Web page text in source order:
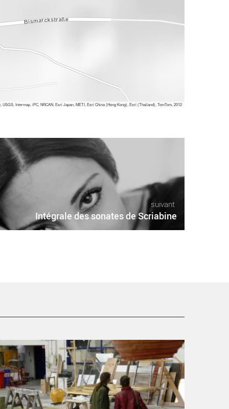
Intermap, iPC, NRCAN, Esri Japan, METI, Esri China (Hong Kong), Esri (Thailand), TomTom, 2012
suivant
Intégrale des sonates de Scriabine
lyrique - Critique sortie Classique / Opéra
Opéra Bastille